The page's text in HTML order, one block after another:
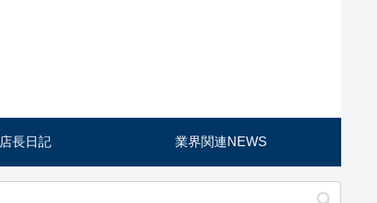
店長日記 業界関連NEWS